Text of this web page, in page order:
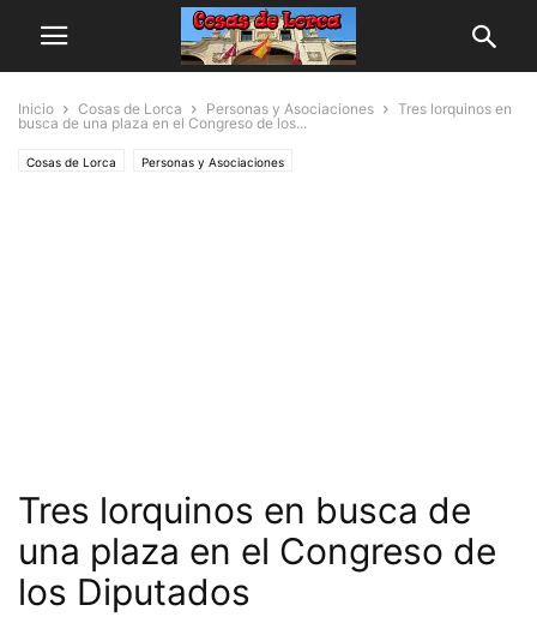
Inicio Cosas de Lorca Personas y Asociaciones
Tres lorquinos en
busca de una plaza en el Congreso de los...
Cosas de Lorca Personas y Asociaciones
Tres lorquinos en busca de
una plaza en el Congreso de
los Diputados